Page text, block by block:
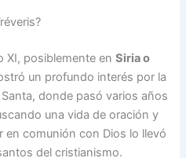
XI, posiblemente enSiria o
un profundo interés por la
donde pasó varios años
una vida de oración y
en comunión con Dios lo llevó
del cristianismo.